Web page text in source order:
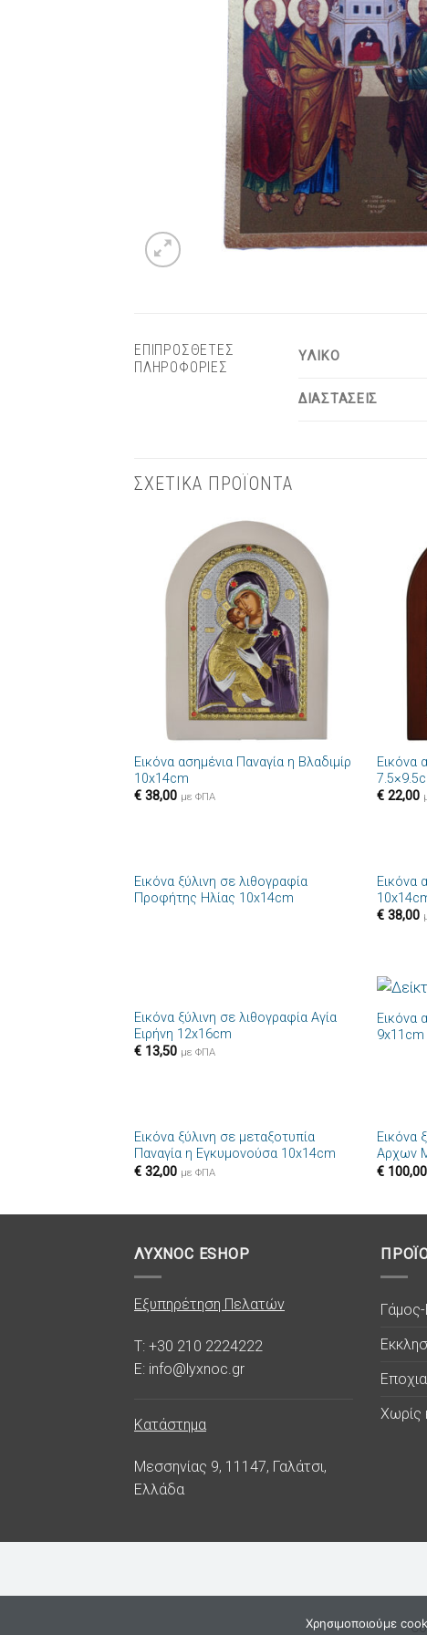
ΕΠΙΠΡΟΣΘΕΤΕΣ
ΠΛΗΡΟΦΟΡΙΕΣ
ΥΛΙΚΟ
ΔΙΑΣΤΑΣΕΙΣ
ΣΧΕΤΙΚΑ ΠΡΟΪΟΝΤΑ
Πρόσθήκη
στην λίστα
επιθυμιών
Εικόνα ασημένια Παναγία η Βλαδιμίρ
10x14cm
€38,00 με ΦΠΑ
Εικόνα
€ 22,00
Πρόσθήκη
Εικόνα ξύλινη σε λιθογραφία
Προφήτης Ηλίας 10x14cm
Εικόνα
€ 38,00
Πρόσθήκη
Εικόνα ξύλινη σε λιθογραφία Αγία
Ειρήνη 12x16cm
€13,50 με ΦΠΑ
Εικόνα
9x11cm
Πρόσθήκη
στην λίστα
Εικόνα ξύλινη σε μεταξοτυπία
Παναγία η Εγκυμονούσα 10x14cm
€32,00 με ΦΠΑ
Εικόνα
Αρχων
€ 100,00
ΛΥΧΝΟC ESHOP
Εξυπηρέτηση Πελατών
T: +30 210 2224222
E: info@lyxnoc.gr
Κατάστημα
Μεσσηνίας 9, 11147, Γαλάτσι,
Ελλάδα
Χωρίς
Χρησιμοποιούμε